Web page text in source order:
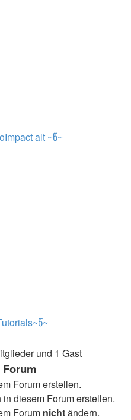
alt ~წ~
und 1 Gast
Forum erstellen.
diesem Forum erstellen.
Forum nichtändern.